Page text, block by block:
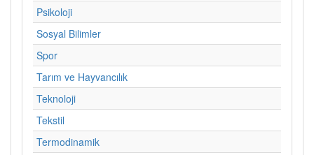
Psikoloji
Sosyal Bilimler
Spor
Tarım ve Hayvancılık
Teknoloji
Tekstil
Termodinamik